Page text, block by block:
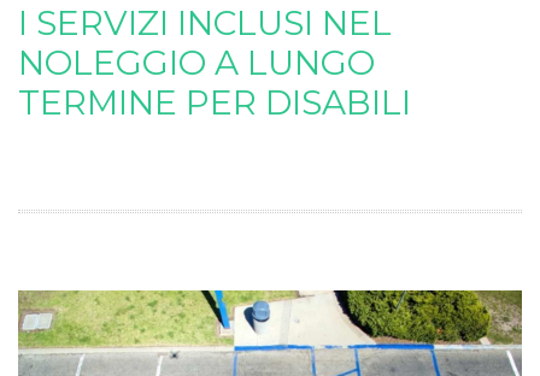
I SERVIZI INCLUSI NEL
NOLEGGIO A LUNGO
TERMINE PER DISABILI